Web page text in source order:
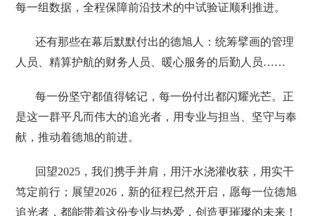
每一组数据，全程保障前沿技术的中试验证顺利推进。
还有那些在幕后默默付出的德旭人：统筹擘画的管理
人员、精算护航的财务人员、暖心服务的后勤人员……
每一份坚守都值得铭记，每一份付出都闪耀光芒。正
是这一群平凡而伟大的追光者，用专业与担当、坚守与奉
献，推动着德旭的前进。
回望2025，我们携手并肩，用汗水浇灌收获，用实干
笃定前行；展望2026，新的征程已然开启，愿每一位德旭
追光者，都能带着这份专业与热爱，创造更璀璨的未来！